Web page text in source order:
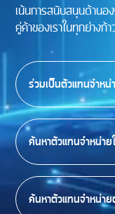
เน้นการสนับสนุนด้านอ
คู่ค้าของเราในทุกย่างก้า
ร่วมเป็นตัวแทนจำหน่
ค้นหาตัวแทนจำหน่าย
ค้นหาตัวแทนจำหน่าย